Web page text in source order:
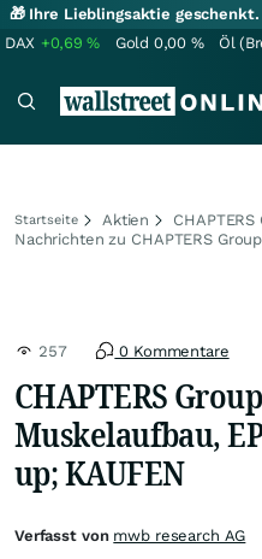
🎁 Ihre Lieblingsaktie
DAX +0,69% Gold 0,00 % Öl
Startseite Aktien
Nachrichten zu CHAPTERS Group
257 0 Kommentare
CHAPTERS
Muskelaufbau,
up; KAUFEN
Verfasst von mwb research AG